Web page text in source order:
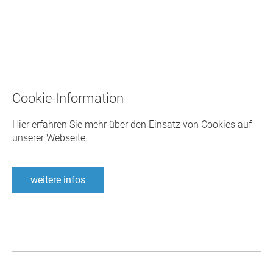
Cookie-Information
Hier erfahren Sie mehr über den Einsatz von Cookies auf
unserer Webseite.
weitere infos